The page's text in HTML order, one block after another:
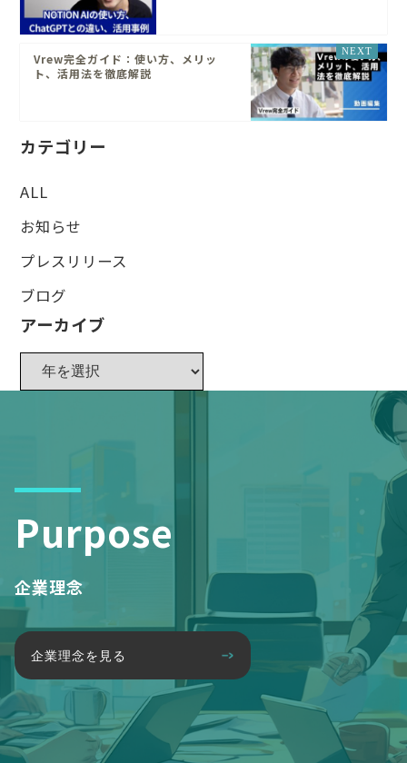
Vrew完全ガイド：使い方、メリッ
ト、活用法を徹底解説
カテゴリー
ALL
お知らせ
プレスリリース
ブログ
アーカイブ
Purpose
企業理念
企業理念を見る